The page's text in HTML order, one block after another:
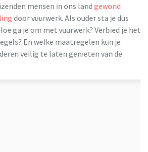
mensen in ons land gewond
door vuurwerk. Als ouder sta je dus
ga je om met vuurwerk? Verbied je het
En welke maatregelen kun je
veilig te laten genieten van de